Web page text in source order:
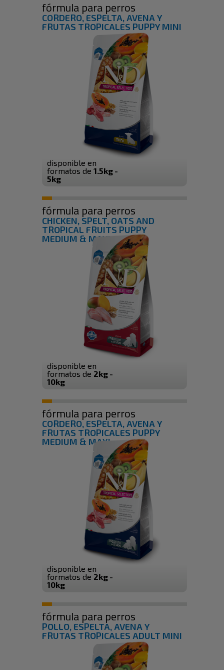
fórmula para perros
CORDERO, ESPELTA, AVENA Y
FRUTAS TROPICALES PUPPY MINI
disponible en
formatos de 1.5kg -
5kg
fórmula para perros
CHICKEN, SPELT, OATS AND
TROPICAL FRUITS PUPPY
MEDIUM & MAXI
disponible en
formatos de 2kg -
10kg
fórmula para perros
CORDERO, ESPELTA, AVENA Y
FRUTAS TROPICALES PUPPY
MEDIUM & MAXI
disponible en
formatos de 2kg -
10kg
fórmula para perros
POLLO, ESPELTA, AVENA Y
FRUTAS TROPICALES ADULT MINI